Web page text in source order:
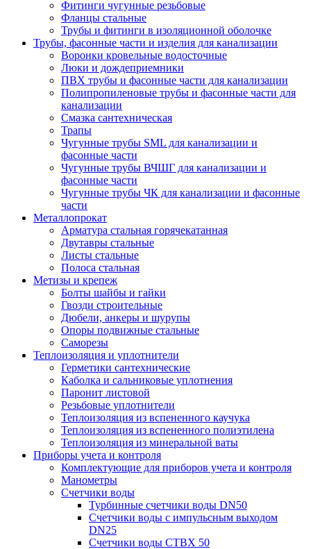
Фитинги чугунные резьбовые
Фланцы стальные
Трубы и фитинги в изоляционной оболочке
Трубы, фасонные части и изделия для канализации
Воронки кровельные водосточные
Люки и дождеприемники
ПВХ трубы и фасонные части для канализации
Полипропиленовые трубы и фасонные части для
канализации
Смазка сантехническая
Трапы
Чугунные трубы SML для канализации и
фасонные части
Чугунные трубы ВЧШГ для канализации и
фасонные части
Чугунные трубы ЧК для канализации и фасонные
части
Металлопрокат
Арматура стальная горячекатанная
Двутавры стальные
Листы стальные
Полоса стальная
Метизы и крепеж
Болты шайбы и гайки
Гвозди строительные
Дюбели, анкеры и шурупы
Опоры подвижные стальные
Саморезы
Теплоизоляция и уплотнители
Герметики сантехнические
Каболка и сальниковые уплотнения
Паронит листовой
Резьбовые уплотнители
Теплоизоляция из вспененного каучука
Теплоизоляция из вспененного полиэтилена
Теплоизоляция из минеральной ваты
Приборы учета и контроля
Комплектующие для приборов учета и контроля
Манометры
Счетчики воды
Турбинные счетчики воды DN50
Счетчики воды с импульсным выходом
DN25
Счетчики воды СТВХ 50